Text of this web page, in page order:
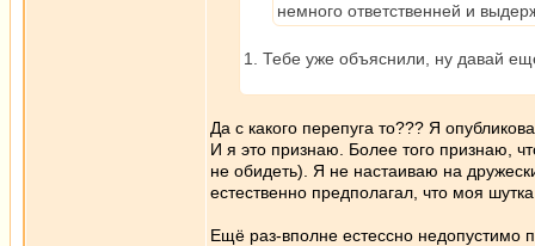
немного ответственней и
1. Тебе уже объяснили, ну давай
Да с какого перепуга то??? Я
И я это признаю. Более того признаю,
не обидеть). Я не настаиваю на
естественно предполагал, что моя
Ещё раз-вполне естессно недопустимо